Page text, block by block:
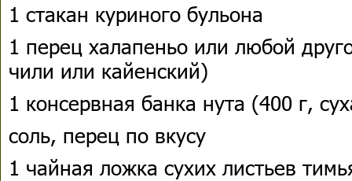
1 стакан куриного бульона
1 перец халапеньо или любой
чили или кайенский)
1 консервная банка нута (400 г,
соль, перец по вкусу
1 чайная ложка сухих листьев